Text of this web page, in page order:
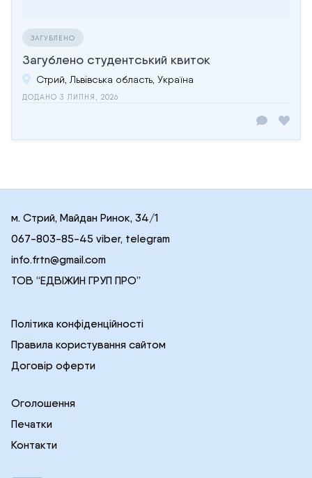
ЗАГУБЛЕНО
Загублено студентський квиток
Стрий, Львівська область, Україна
ДОДАНО 3 ЛИПНЯ, 2026
м. Стрий, Майдан Ринок, 34/1
067-803-85-45 viber, telegram
info.frtn@gmail.com
ТОВ “ЕДВІЖИН ГРУП ПРО”
Політика конфіденційності
Правила користування сайтом
Договір оферти
Оголошення
Печатки
Контакти